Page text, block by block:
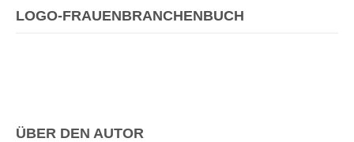
LOGO-FRAUENBRANCHENBUCH
ÜBER DEN AUTOR